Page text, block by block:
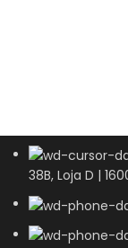
38B, Loja D |